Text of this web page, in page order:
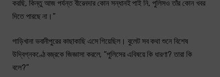
করছি, কিন্তু আজ পর্যন্ত বীরেনদার কোন সন্ধানই পাই নি, পুলিসও তাঁর কোন খবর
দিতে পারছে না।”
গাড়িখানা ভবানীপুরের কাছাকাছি এসে গিয়েছিল। বুলেট সব কথা শুনে বিশেষ
উদ্বিগ্নকণ্ঠে বজ্রকে জিজ্ঞাসা করলে, “পুলিসের এবিষয়ে কি ধারণা? তারা কি
বলে?”